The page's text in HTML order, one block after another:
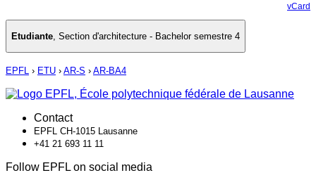
vCard
Etudiante, Section d'architecture - Bachelor semestre 4
EPFL › ETU › AR-S › AR-BA4
Contact
EPFL CH-1015 Lausanne
+41 21 693 11 11
Follow EPFL on social media